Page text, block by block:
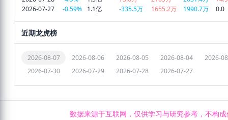
2026-07-27
-0.59% 1.1亿 -335.5万 1655.2万 1990.7万 0.0
近期龙虎榜
2026-08-07 2026-08-06 2026-08-05 2026-08-04
2026-
2026-07-30
2026-07-29 2026-07-28 2026-07-27
数据来源于互联网，仅供学习与研究参考，不构